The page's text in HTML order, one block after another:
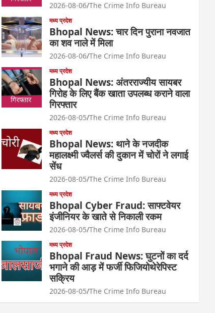
2026-08-06 The Crime Info Bureau
मध्य प्रदेश
Bhopal News: चार दिन पुराना नवजात
का शव नाले में मिला
2026-08-06 The Crime Info Bureau
मध्य प्रदेश
Bhopal News: अंतरराज्यीय सायबर
गिरोह के लिए बैंक खाता उपलब्ध कराने वाला
गिरफ्तार
2026-08-05 The Crime Info Bureau
मध्य प्रदेश
Bhopal News: थाने के नजदीक
महालक्ष्मी ज्वैलर्स की दुकान में चोरों ने लगाई
सेंध
2026-08-05 The Crime Info Bureau
मध्य प्रदेश
Bhopal Cyber Fraud: साफ्टवेयर
इंजीनियर के खाते से निकाली रकम
2026-08-05 The Crime Info Bureau
मध्य प्रदेश
Bhopal Fraud News: घुटनों का दर्द
भगाने की आड़ में फर्जी फिजियोथेरेपिस्ट
सक्रिय
2026-08-05 The Crime Info Bureau